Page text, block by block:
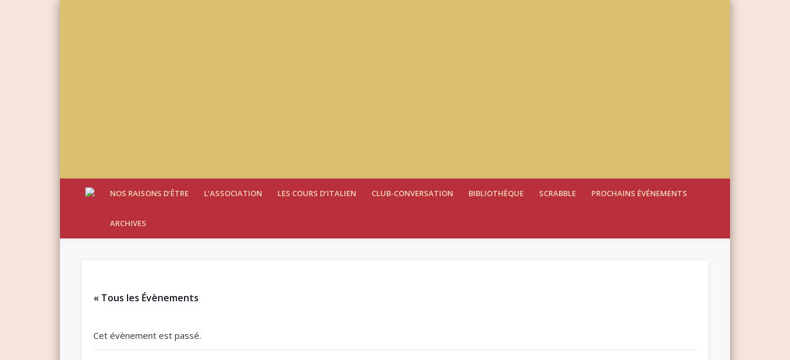
NOS RAISONS D’ÊTRE L’ASSOCIATION LES COURS D’ITALIEN CLUB-CONVERSATION BIBLIOTHÈQUE SCRABBLE PROCHAINS ÉVÉNEMENTS
ARCHIVES
« Tous les Évènements
Cet évènement est passé.